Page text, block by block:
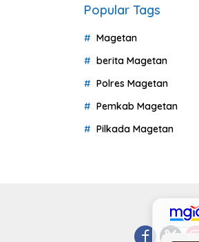
Popular Tags
Magetan
berita Magetan
Polres Magetan
Pemkab Magetan
Pilkada Magetan